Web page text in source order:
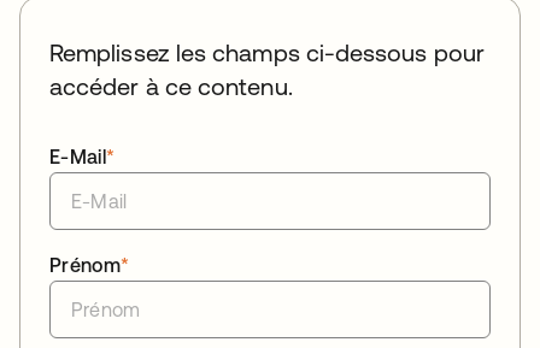
Remplissez les champs ci-dessous pour
accéder à ce contenu.
*
E-Mail
*
Prénom